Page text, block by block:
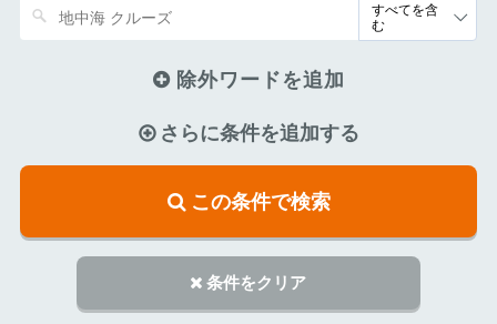
除外ワードを追加
さらに条件を追加する
この条件で検索
条件をクリア